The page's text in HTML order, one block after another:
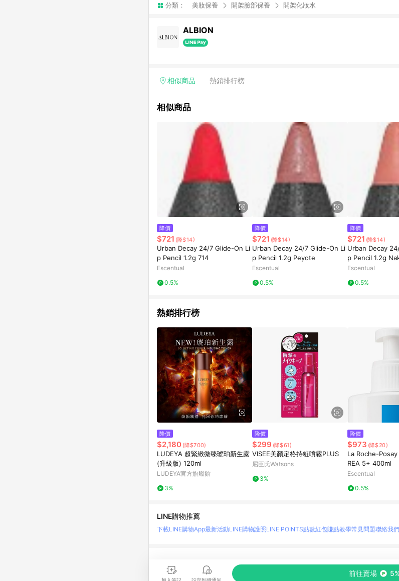
分類： 美妝保養 開架臉部保養 開架化妝水
ALBION
相似商品 熱銷排行榜
相似商品
降價
$721 (降$14)
Urban Decay 24/7 Glide-On Li
p Pencil 1.2g 714
Escentual
0.5%
降價
$721 (降$14)
Urban Decay 24/7 Glide-On Li
p Pencil 1.2g Peyote
Escentual
0.5%
降價
$721 (降$14)
Urban Decay
p Pencil 1.2g
Escentual
0.5%
熱銷排行榜
降價
$2,180 (降$700)
LUDEYA 超緊緻微臻琥珀新生露
(升級版) 120ml
LUDEYA官方旗艦館
3%
降價
$299 (降$61)
VISEE美顏定格持粧噴霧PLUS
屈臣氏Watsons
3%
降價
$973 (降$20)
La Roche-
REA 5+ 400ml
Escentual
0.5%
前往賣場
LINE購物推薦
下載LINE購物App最新活動LINE購物護照LINE POINTS點數紅包賺點教學常見問題聯絡我們
LINE 購物是匯集購物情報與商品資訊的整合性平台，並依購物情報中的趨勢與風格做合作
時間差，請務必點擊商品至各合作網路商家，確認現售價與購物條件，一切資訊以合作廠商